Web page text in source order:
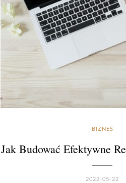
BIZNES
Jak Budować Efektywne
2022-05-22